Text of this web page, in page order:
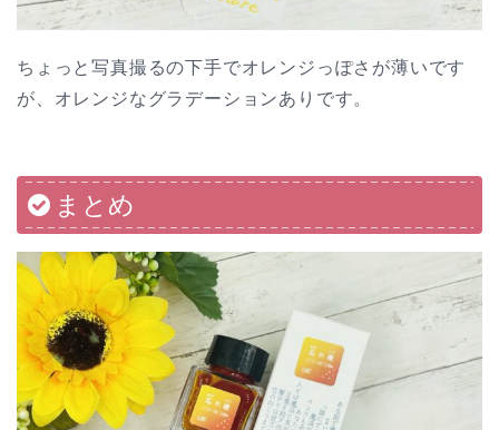
ちょっと写真撮るの下手でオレンジっぽさが薄いです
が、オレンジなグラデーションありです。
まとめ